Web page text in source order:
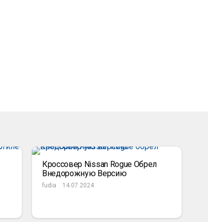
Кроссовер Nissan Rogue Обрел
Внедорожную Версию
fudia 14.07.2024